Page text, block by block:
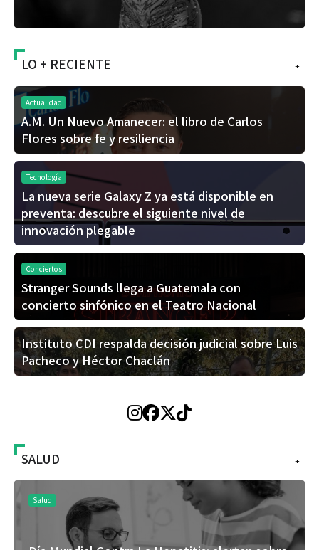
+
LO + RECIENTE
Actualidad
A.M. Un Nuevo Amanecer: el libro de Carlos
Flores sobre fe y resiliencia
Tecnología
La nueva serie Galaxy Z ya está disponible en
preventa: descubre el siguiente nivel de
innovación plegable
Conciertos
Stranger Sounds llega a Guatemala con
concierto sinfónico en el Teatro Nacional
Instituto CDI respalda decisión judicial sobre Luis
Pacheco y Héctor Chaclán
+
SALUD
Salud